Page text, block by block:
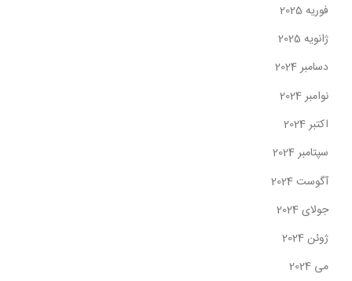
فوریه 2025
ژانویه 2025
دسامبر 2024
نوامبر 2024
اکتبر 2024
سپتامبر 2024
آگوست 2024
جولای 2024
ژوئن 2024
می 2024